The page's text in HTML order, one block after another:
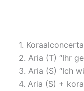
1.
2. Aria (T) “Ihr
3. Aria (S) “Ich
4. Aria (S) +